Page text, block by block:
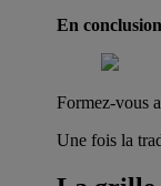
En
Formez-vous
Une fois la